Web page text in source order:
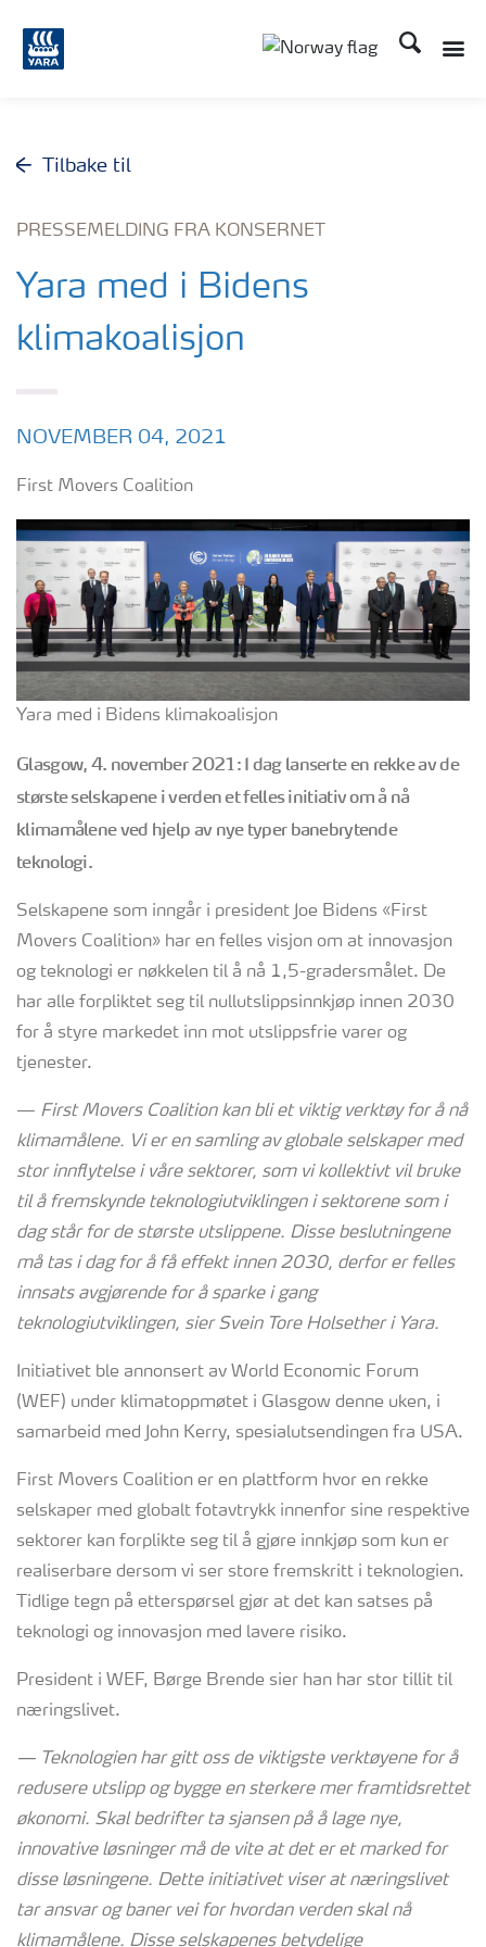
Søk
Tilbake til
PRESSEMELDING FRA KONSERNET
Yara med i Bidens
klimakoalisjon
NOVEMBER 04, 2021
First Movers Coalition
Yara med i Bidens klimakoalisjon
Glasgow, 4. november 2021: I dag lanserte en rekke av de
største selskapene i verden et felles initiativ om å nå
klimamålene ved hjelp av nye typer banebrytende
teknologi.
Selskapene som inngår i president Joe Bidens «First
Movers Coalition» har en felles visjon om at innovasjon
og teknologi er nøkkelen til å nå 1,5-gradersmålet. De
har alle forpliktet seg til nullutslippsinnkjøp innen 2030
for å styre markedet inn mot utslippsfrie varer og
tjenester.
— First MoversCoalition kan bli et viktig verktøy for å nå
klimamålene. Vi er en samling av globale selskaper med
stor innflytelsei våre sektorer, som vi kollektivt vil bruke
til å fremskynde teknologiutviklingenisektorenesom i
dag står for de største utslippene. Disse beslutningene
må tas i dag for å få effekt innen 2030, derfor er felles
innsats avgjørende for å sparke i gang
teknologiutviklingen, sier Svein Tore Holsether i Yara.
Initiativet ble annonsert av World Economic Forum
(WEF) under klimatoppmøtet i Glasgow denne uken, i
samarbeid med John Kerry, spesialutsendingen fra USA.
First Movers Coalition er en plattform hvor en rekke
selskaper med globalt fotavtrykk innenfor sine respektive
sektorer kan forplikte seg til å gjøre innkjøp som kun er
realiserbare dersom vi ser store fremskritt i teknologien.
Tidlige tegn på etterspørsel gjør at det kan satses på
teknologi og innovasjon med lavere risiko.
President i WEF, Børge Brende sier han har stor tillit til
næringslivet.
— Teknologien har gitt oss de viktigste verktøyenefor å
redusere utslippog bygge en sterkere mer framtidsrettet
økonomi. Skal bedrifter ta sjansen på å lage nye,
innovative løsninger må de vite at det er et marked for
disse løsningene. Dette initiativet viser at næringslivet
tar ansvar og baner vei for hvordan verden skal nå
klimamålene. Disse selskapenes betydelige